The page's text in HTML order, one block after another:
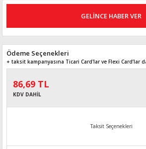
GELİNCE HABER VER
Ödeme Seçenekleri
+ taksit kampanyasına Ticari Card'lar ve Flexi Card’lar
86,69 TL
KDV DAHİL
Taksit Seçenekleri